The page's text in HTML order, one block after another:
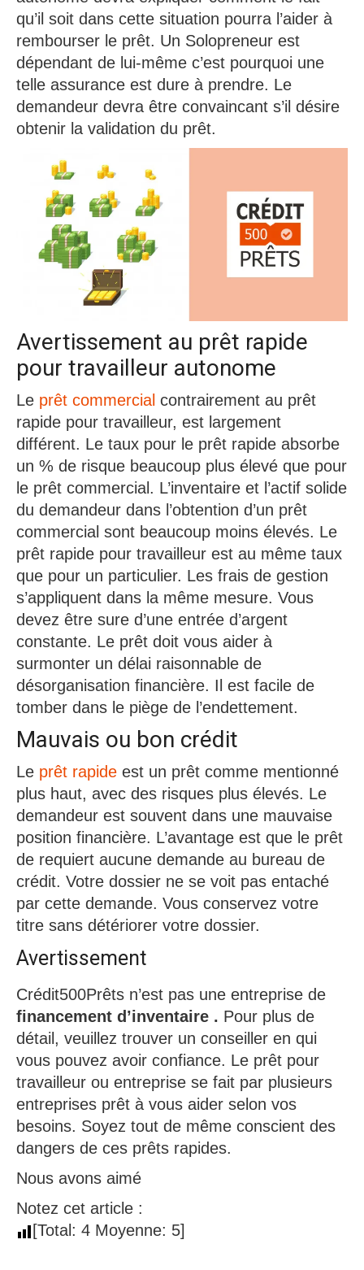
qu’il soit dans cette situation pourra l’aider à
rembourser le prêt. Un Solopreneur est
dépendant de lui-même c’est pourquoi une
telle assurance est dure à prendre. Le
demandeur devra être convaincant s’il désire
obtenir la validation du prêt.
Avertissement au prêt rapide
pour travailleur autonome
Le prêt commercial contrairement au prêt
rapide pour travailleur, est largement
différent. Le taux pour le prêt rapide absorbe
un % de risque beaucoup plus élevé que pour
le prêt commercial. L’inventaire et l’actif solide
du demandeur dans l’obtention d’un prêt
commercial sont beaucoup moins élevés. Le
prêt rapide pour travailleur est au même taux
que pour un particulier. Les frais de gestion
s’appliquent dans la même mesure. Vous
devez être sure d’une entrée d’argent
constante. Le prêt doit vous aider à
surmonter un délai raisonnable de
désorganisation financière. Il est facile de
tomber dans le piège de l’endettement.
Mauvais ou bon crédit
Le prêt rapide est un prêt comme mentionné
plus haut, avec des risques plus élevés. Le
demandeur est souvent dans une mauvaise
position financière. L’avantage est que le prêt
de requiert aucune demande au bureau de
crédit. Votre dossier ne se voit pas entaché
par cette demande. Vous conservez votre
titre sans détériorer votre dossier.
Avertissement
Crédit500Prêts n’est pas une entreprise de
financement d’inventaire . Pour plus de
détail, veuillez trouver un conseiller en qui
vous pouvez avoir confiance. Le prêt pour
travailleur ou entreprise se fait par plusieurs
entreprises prêt à vous aider selon vos
besoins. Soyez tout de même conscient des
dangers de ces prêts rapides.
Nous avons aimé
Notez cet article :
[Total: 4 Moyenne: 5]